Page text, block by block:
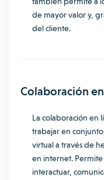
de mayor valor y,
del cliente.
Colaboración
La colaboración en
trabajar en
virtual a través de
en internet.
interactuar,